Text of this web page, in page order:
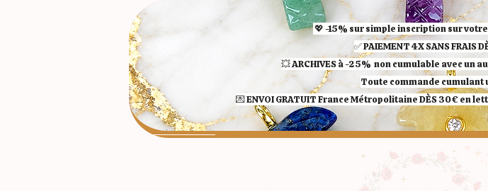
💖 -15% sur simple inscription sur
✅ ​PAIEMENT 4X SANS FRAIS
💥 ARCHIVES à -25% non cumulable avec un
Toute commande cumulant
💌 ENVOI GRATUIT France Métropolitaine DÈS 30€ en